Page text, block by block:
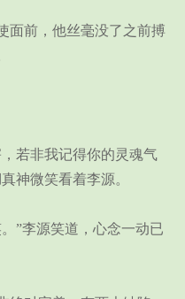
前，他丝毫没了之前搏
若非我记得你的灵魂气
神微笑看着李源。
”李源笑道，心念一动已